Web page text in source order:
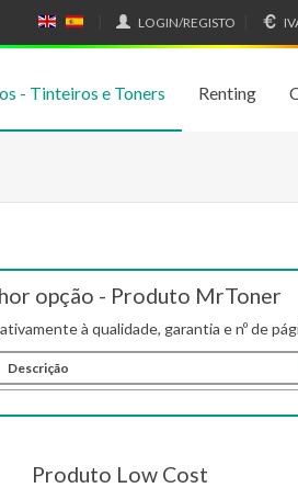
N
H
SP
OL
LOGIN/REGISTO
- Tinteiros e Toners Renting
opção - Produto MrToner
à qualidade, garantia e nº de
Descrição
Produto Low Cost